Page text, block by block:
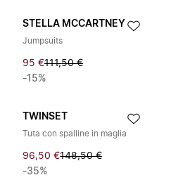
STELLA MCCARTNEY
Jumpsuits
95 €111,50 €
-15%
TWINSET
Tuta con spalline in maglia
96,50 €148,50 €
-35%